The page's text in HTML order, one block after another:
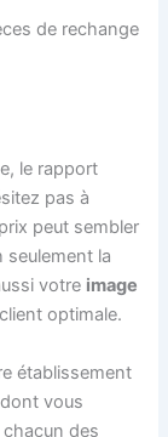
de rechange
le rapport
pas à
peut sembler
seulement la
votre image
optimale.
établissement
vous
des